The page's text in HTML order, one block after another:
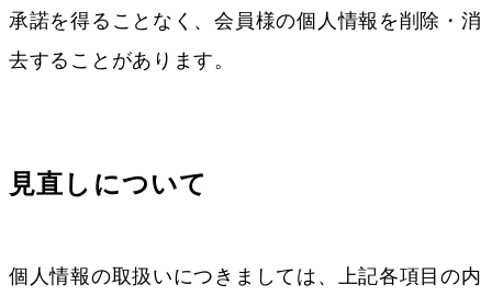
承諾を得ることなく、会員様の個人情報を削除・消
去することがあります。
見直しについて
個人情報の取扱いにつきましては、上記各項目の内